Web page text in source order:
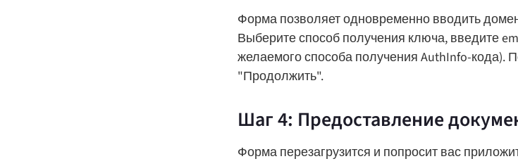
Форма позволяет одновременно вводить
Выберите способ получения ключа, введите
желаемого способа получения AuthInfo-кода).
"Продолжить".
Шаг 4: Предоставление
Форма перезагрузится и попросит вас